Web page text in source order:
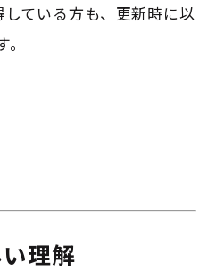
ている方も、更新時に以
理解